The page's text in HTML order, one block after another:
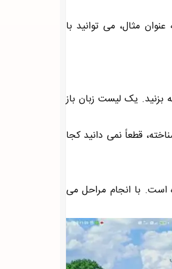
مثال، می توانید با
بزنید. یک لیست زبان باز
قطعاً نمی دانید کجا
است. با انجام مراحل می